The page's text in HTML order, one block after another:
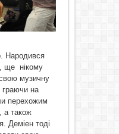
Народився
ще нікому
музичну
граючи на
перехожим
а також
Деміен тоді